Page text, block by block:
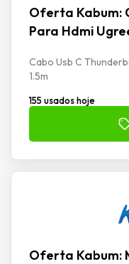
Oferta Kabum:
Para Hdmi
Cabo Usb C
1.5m
155 usados hoje
Oferta Kabum: